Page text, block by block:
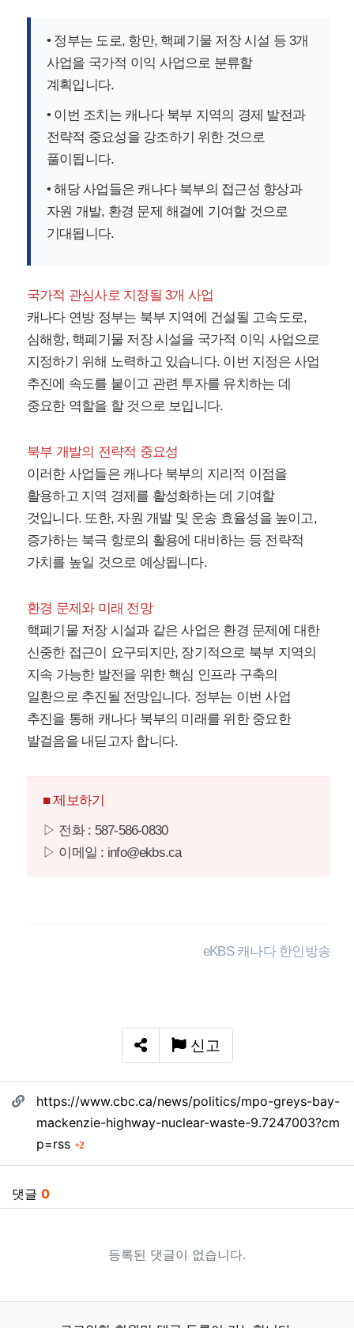
• 정부는 도로, 항만, 핵폐기물 저장 시설 등 3개
사업을 국가적 이익 사업으로 분류할
계획입니다.
• 이번 조치는 캐나다 북부 지역의 경제 발전과
전략적 중요성을 강조하기 위한 것으로
풀이됩니다.
• 해당 사업들은 캐나다 북부의 접근성 향상과
자원 개발, 환경 문제 해결에 기여할 것으로
기대됩니다.
국가적 관심사로 지정될 3개 사업
캐나다 연방 정부는 북부 지역에 건설될 고속도로,
심해항, 핵폐기물 저장 시설을 국가적 이익 사업으로
지정하기 위해 노력하고 있습니다. 이번 지정은 사업
추진에 속도를 붙이고 관련 투자를 유치하는 데
중요한 역할을 할 것으로 보입니다.
북부 개발의 전략적 중요성
이러한 사업들은 캐나다 북부의 지리적 이점을
활용하고 지역 경제를 활성화하는 데 기여할
것입니다. 또한, 자원 개발 및 운송 효율성을 높이고,
증가하는 북극 항로의 활용에 대비하는 등 전략적
가치를 높일 것으로 예상됩니다.
환경 문제와 미래 전망
핵폐기물 저장 시설과 같은 사업은 환경 문제에 대한
신중한 접근이 요구되지만, 장기적으로 북부 지역의
지속 가능한 발전을 위한 핵심 인프라 구축의
일환으로 추진될 전망입니다. 정부는 이번 사업
추진을 통해 캐나다 북부의 미래를 위한 중요한
발걸음을 내딛고자 합니다.
■ 제보하기
▷ 전화 : 587-586-0830
▷ 이메일 : info@ekbs.ca
eKBS 캐나다 한인방송
SNS 공유
신고
관련자료
https://www.cbc.ca/news/politics/mpo-greys-bay-
mackenzie-highway-nuclear-waste-9.7247003?cm
p=rss
2회 연결
댓글 0
등록된 댓글이 없습니다.